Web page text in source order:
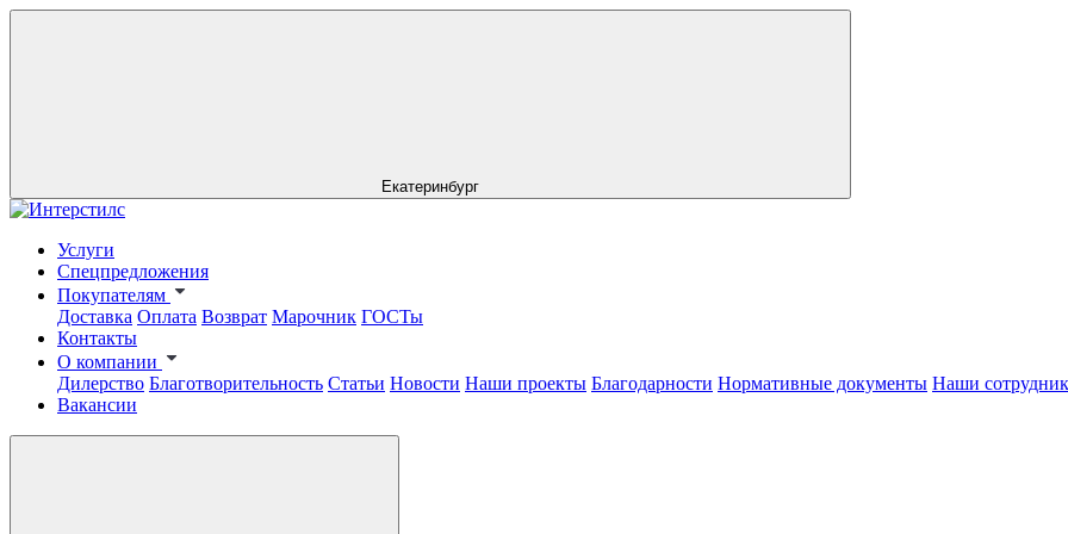
Екатеринбург
Услуги
Спецпредложения
Покупателям
Доставка Оплата Возврат Марочник ГОСТы
Контакты
О компании
Дилерство Благотворительность Статьи Новости Наши проекты Благодарности Нормативные документы Наши
Вакансии